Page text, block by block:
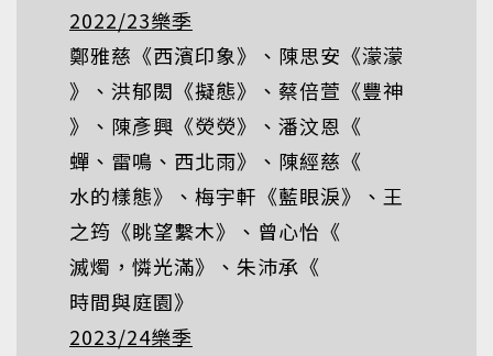
2022/23樂季
鄭雅慈《西濱印象》、陳思安《濛濛
》、洪郁閎《擬態》、蔡倍萱《豐神
》、陳彥興《熒熒》、潘汶恩《
蟬、雷鳴、西北雨》、陳經慈《
水的樣態》、梅宇軒《藍眼淚》、王
之筠《眺望繫木》、曾心怡《
滅燭，憐光滿》、朱沛承《
時間與庭園》
2023/24樂季